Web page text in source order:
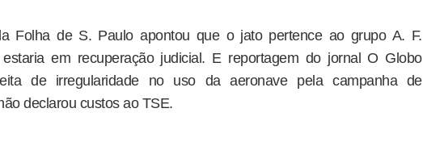
Folha de S. Paulo apontou que o jato pertence ao grupo A. F.
em recuperação judicial. E reportagem do jornal O Globo
de irregularidade no uso da aeronave pela campanha de
declarou custos ao TSE.